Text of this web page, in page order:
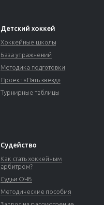
Детский хоккей
Хоккейные школы
База упражнений
Методика подготовки
Проект «Пять звезд»
Турнирные таблицы
Судейство
Как стать хоккейным
арбитром?
Судьи ОЧБ
Методические пособия